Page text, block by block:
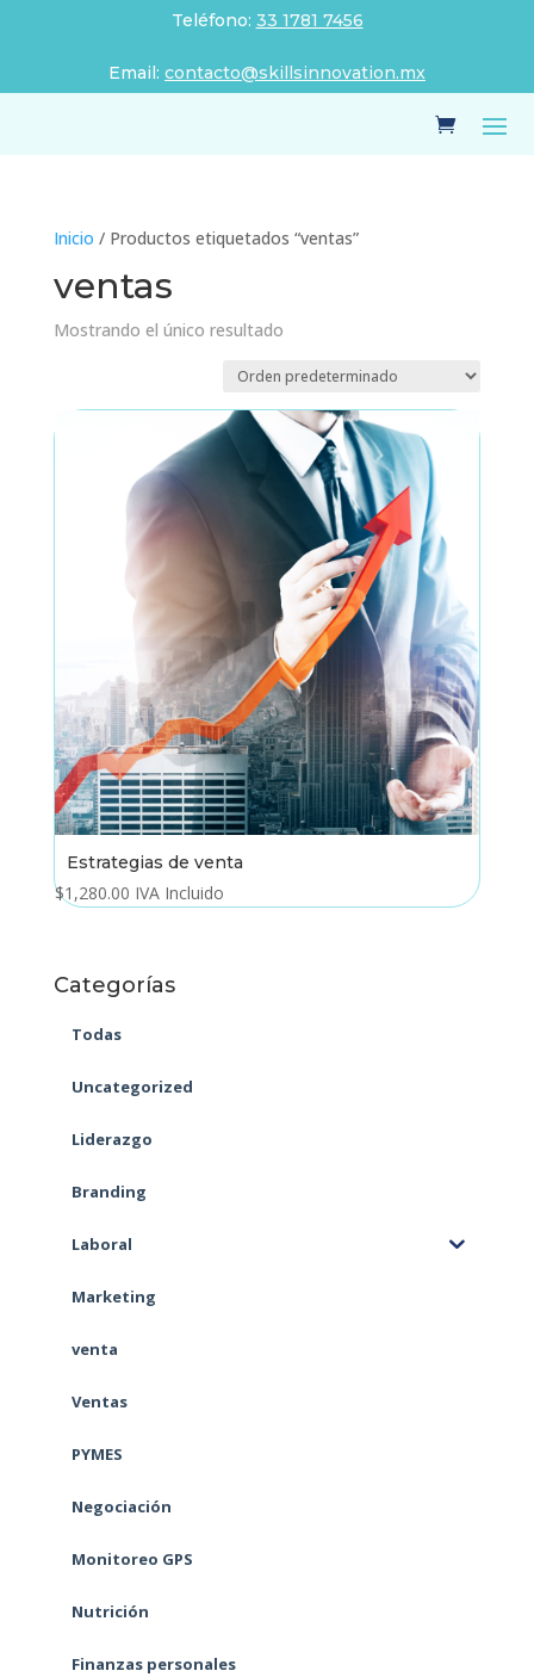
Teléfono: 33 1781 7456
Email: contacto@skillsinnovation.mx
Inicio / Productos etiquetados “ventas”
ventas
Mostrando el único resultado
Estrategias de venta
$1,280.00 IVA Incluido
Categorías
Todas
Uncategorized
Liderazgo
Branding
Laboral
Marketing
venta
Ventas
PYMES
Negociación
Monitoreo GPS
Nutrición
Finanzas personales